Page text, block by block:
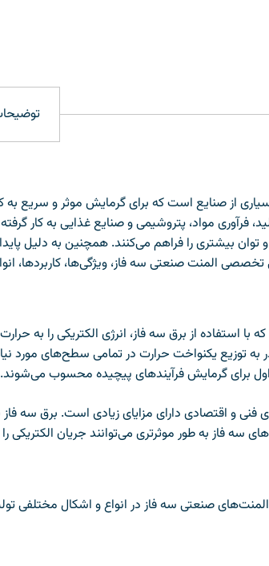
از صنایع است که برای گرمایش موثر و سریع به
مواد، پتروشیمی و صنایع غذایی به کار
بیشتری را فراهم می‌کنند. همچنین به دلیل
المنت صنعتی سه فاز، ویژگی‌ها، کاربردها،
استفاده از برق سه فاز، انرژی الکتریکی را به
توزیع یکنواخت حرارت در تمامی سطح‌های مورد
اول برای گرمایش فرآیندهای پیچیده محسوب می‌شوند.
فنی و اقتصادی دارای مزایای زیادی است. برق سه فاز
سه فاز به طور موثرتری می‌توانند جریان
صنعتی سه فاز در انواع و اشکال مختلفی